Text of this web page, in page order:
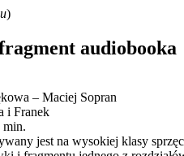
)
audiobooka
– Maciej Sopran
i Franek
min.
jest na wysokiej klasy